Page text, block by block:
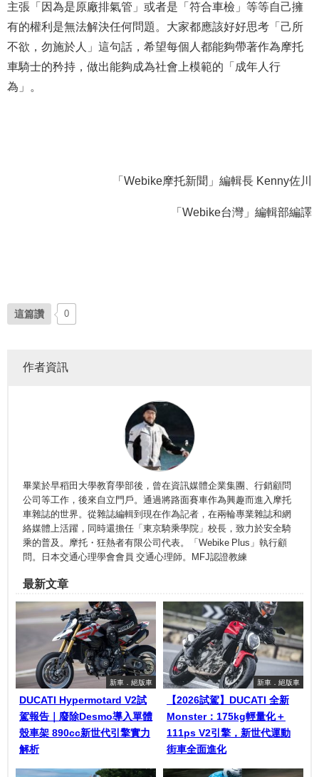
主張「因為是原廠排氣管」或者是「符合車檢」等等自己擁
有的權利是無法解決任何問題。大家都應該好好思考「己所
不欲，勿施於人」這句話，希望每個人都能夠帶著作為摩托
車騎士的矜持，做出能夠成為社會上模範的「成年人行
為」。
「Webike摩托新聞」編輯長 Kenny佐川
「Webike台灣」編輯部編譯
這篇讚 0
作者資訊
畢業於早稻田大學教育學部後，曾在資訊媒體企業集團、行銷顧問
公司等工作，後來自立門戶。通過將路面賽車作為興趣而進入摩托
車雜誌的世界。從雜誌編輯到現在作為記者，在兩輪專業雜誌和網
絡媒體上活躍，同時還擔任「東京騎乘學院」校長，致力於安全騎
乘的普及。摩托・狂熱者有限公司代表。「Webike Plus」執行顧
問。日本交通心理學會會員 交通心理師。MFJ認證教練
最新文章
新車．絕版車
DUCATI Hypermotard V2試
駕報告｜廢除Desmo導入單體
殼車架 890cc新世代引擎實力
解析
新車．絕版車
【2026試駕】DUCATI 全新
Monster：175kg輕量化＋
111ps V2引擎，新世代運動
街車全面進化